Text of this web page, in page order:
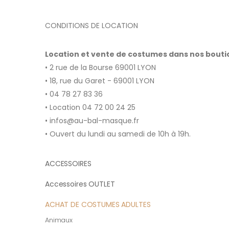
CONDITIONS DE LOCATION
Location et vente de costumes dans nos
• 2 rue de la Bourse 69001 LYON
• 18, rue du Garet - 69001 LYON
• 04 78 27 83 36
• Location 04 72 00 24 25
• infos@au-bal-masque.fr
• Ouvert du lundi au samedi de 10h à 19h.
ACCESSOIRES
Accessoires OUTLET
ACHAT DE COSTUMES ADULTES
Animaux